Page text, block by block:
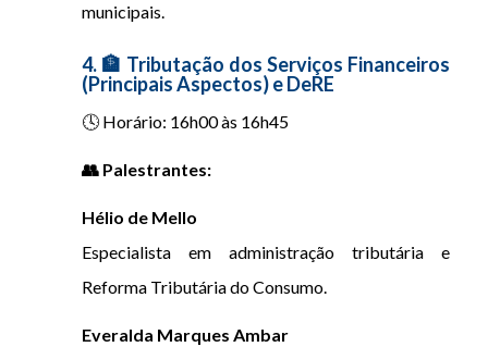
municipais.
4. 🏦 Tributação dos Serviços Financeiros
(Principais Aspectos) e DeRE
🕓 Horário: 16h00 às 16h45
👥 Palestrantes:
Hélio de Mello
Especialista em administração tributária e
Reforma Tributária do Consumo.
Everalda Marques Ambar